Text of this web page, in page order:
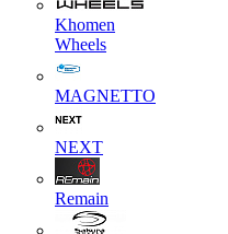
Khomen
Wheels
MAGNETTO
NEXT
Remain